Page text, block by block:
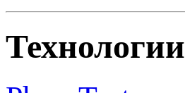
Технологии